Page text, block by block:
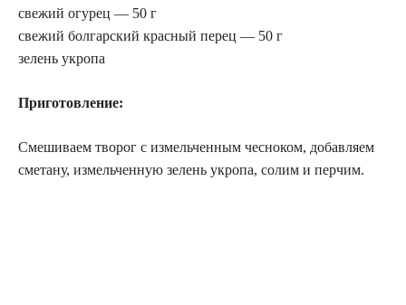
свежий огурец — 50 г
свежий болгарский красный перец — 50 г
зелень укропа
Приготовление:
Смешиваем творог с измельченным чесноком, добавляем
сметану, измельченную зелень укропа, солим и перчим.